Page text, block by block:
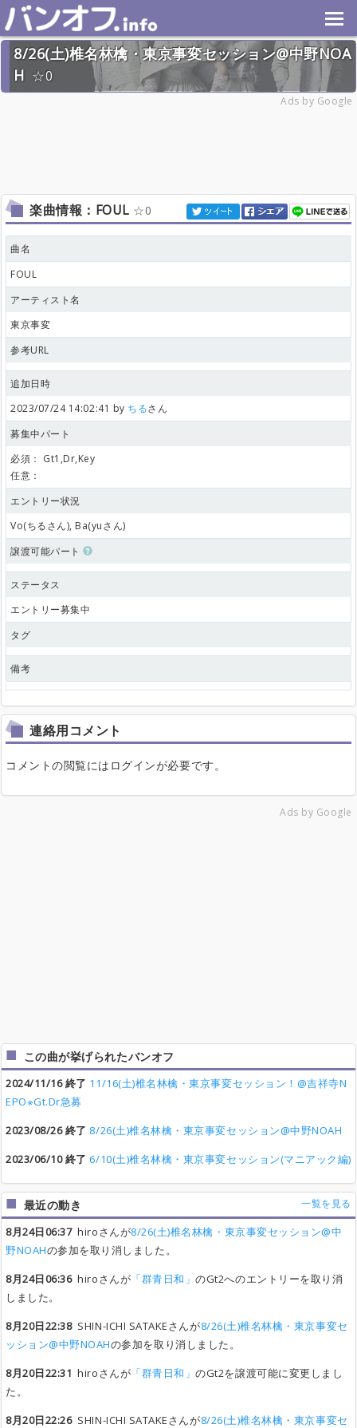
8/26(土)椎名林檎・東京事変セッション@中野NOA
H
0
Ads by Google
楽曲情報：FOUL 0
曲名
FOUL
アーティスト名
東京事変
参考URL
追加日時
2023/07/24 14:02:41 by ちるさん
募集中パート
必須： Gt1,Dr,Key
任意：
エントリー状況
Vo(ちるさん), Ba(yuさん)
譲渡可能パート
ステータス
エントリー募集中
タグ
備考
連絡用コメント
コメントの閲覧にはログインが必要です。
Ads by Google
この曲が挙げられたバンオフ
2024/11/16 終了 11/16(土)椎名林檎・東京事変セッション！@吉祥寺N
EPO※Gt.Dr急募
2023/08/26 終了 8/26(土)椎名林檎・東京事変セッション@中野NOAH
2023/06/10 終了 6/10(土)椎名林檎・東京事変セッション(マニアック編)
最近の動き 一覧を見る
8月24日06:37hiroさんが8/26(土)椎名林檎・東京事変セッション@中
野NOAHの参加を取り消しました。
8月24日06:36hiroさんが 「群青日和」のGt2へのエントリーを取り消
しました。
8月20日22:38SHIN-ICHI SATAKEさんが8/26(土)椎名林檎・東京事変セ
ッション@中野NOAHの参加を取り消しました。
8月20日22:31 hiroさんが 「群青日和」のGt2を譲渡可能に変更しまし
た。
8月20日22:26SHIN-ICHI SATAKEさんが8/26(土)椎名林檎・東京事変セ